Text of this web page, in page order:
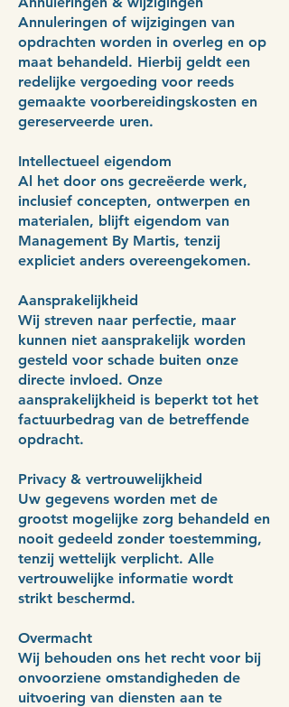
Annuleringen of wijzigingen van
opdrachten worden in overleg en op
maat behandeld. Hierbij geldt een
redelijke vergoeding voor reeds
gemaakte voorbereidingskosten en
gereserveerde uren.
Intellectueel eigendom
Al het door ons gecreëerde werk,
inclusief concepten, ontwerpen en
materialen, blijft eigendom van
Management By Martis, tenzij
expliciet anders overeengekomen.
Aansprakelijkheid
Wij streven naar perfectie, maar
kunnen niet aansprakelijk worden
gesteld voor schade buiten onze
directe invloed. Onze
aansprakelijkheid is beperkt tot het
factuurbedrag van de betreffende
opdracht.
Privacy & vertrouwelijkheid
Uw gegevens worden met de
grootst mogelijke zorg behandeld en
nooit gedeeld zonder toestemming,
tenzij wettelijk verplicht. Alle
vertrouwelijke informatie wordt
strikt beschermd.
Overmacht
Wij behouden ons het recht voor bij
onvoorziene omstandigheden de
uitvoering van diensten aan te